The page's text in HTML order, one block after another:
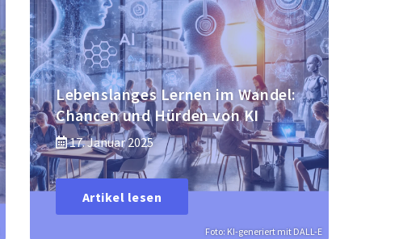
Foto: KI-generiert mit DALL-E
Lebenslanges Lernen im Wandel:
Chancen und Hürden von KI
17. Januar 2025
Artikel lesen